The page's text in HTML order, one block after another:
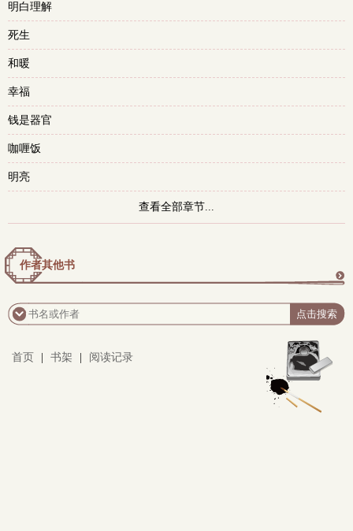
明白理解
死生
和暖
幸福
钱是器官
咖喱饭
明亮
查看全部章节...
作者其他书
首页 书架 阅读记录